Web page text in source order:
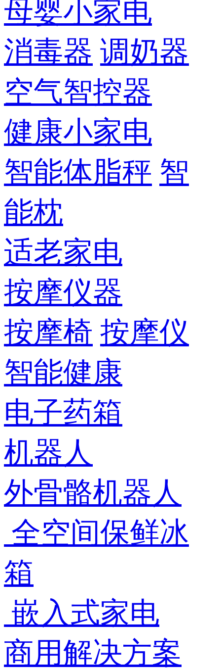
母婴小家电
消毒器 调奶器
空气智控器
健康小家电
智能体脂秤 智
能枕
适老家电
按摩仪器
按摩椅 按摩仪
智能健康
电子药箱
机器人
外骨骼机器人
全空间保鲜冰
箱
嵌入式家电
商用解决方案